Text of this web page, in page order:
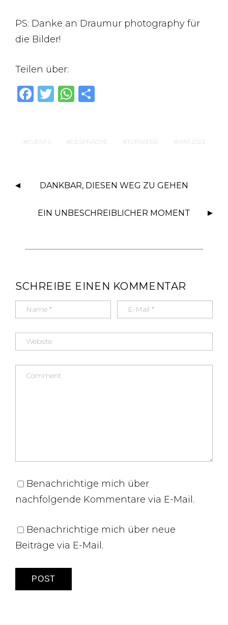
PS: Danke an Draumur photography für
die Bilder!
Teilen über:
F
e
o
k
T
te
W
s
p
n
EVENTS GESPRÄCHE TURNIERE WM 2023
DANKBAR, DIESEN WEG ZU GEHEN
EIN UNBESCHREIBLICHER MOMENT
SCHREIBE EINEN KOMMENTAR
Benachrichtige mich über
nachfolgende Kommentare via E-Mail.
Benachrichtige mich über neue
Beiträge via E-Mail.